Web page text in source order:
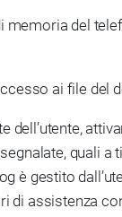
memoria del
ai file
dell’utente,
quali
è gestito
di assistenza